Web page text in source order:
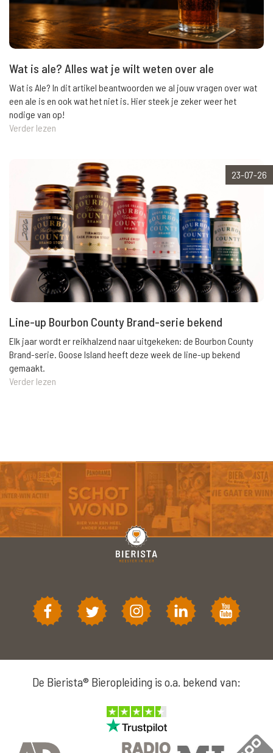
Wat is ale? Alles wat je wilt weten over ale
Wat is Ale? In dit artikel beantwoorden we al jouw vragen over wat
een ale is en ook wat het niet is. Hier steek je zeker weer het
nodige van op!
Verder lezen
23-07-26
Line-up Bourbon County Brand-serie bekend
Elk jaar wordt er reikhalzend naar uitgekeken: de Bourbon County
Brand-serie. Goose Island heeft deze week de line-up bekend
gemaakt.
Verder lezen
De Bierista® Bieropleiding is o.a. bekend van: